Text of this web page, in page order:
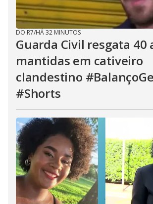
DO R7/HÁ 32 MINUTOS
Guarda Civil resgata 40
mantidas em cativeiro
clandestino
#Shorts